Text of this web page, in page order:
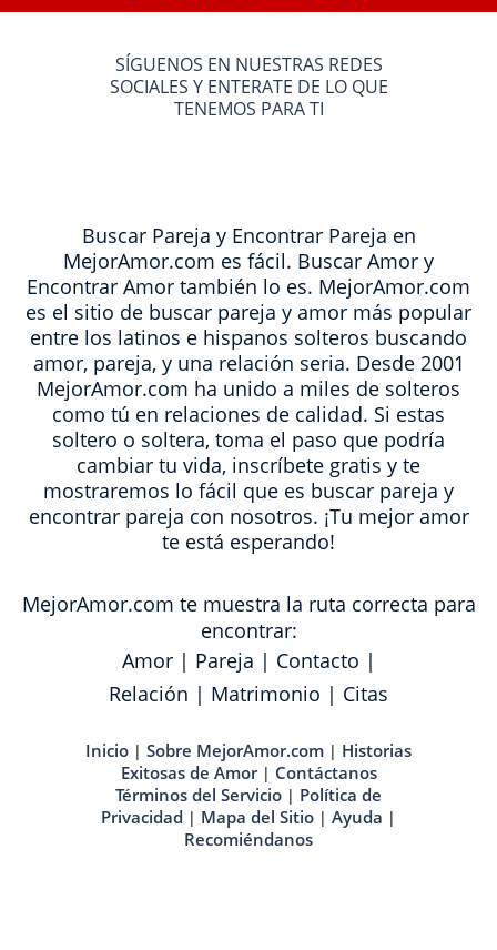
SÍGUENOS EN NUESTRAS REDES
SOCIALES Y ENTERATE DE LO QUE
TENEMOS PARA TI
Buscar Pareja y Encontrar Pareja en
MejorAmor.com es fácil. Buscar Amor y
Encontrar Amor también lo es. MejorAmor.com
es el sitio de buscar pareja y amor más popular
entre los latinos e hispanos solteros buscando
amor, pareja, y una relación seria. Desde 2001
MejorAmor.com ha unido a miles de solteros
como tú en relaciones de calidad. Si estas
soltero o soltera, toma el paso que podría
cambiar tu vida, inscríbete gratis y te
mostraremos lo fácil que es buscar pareja y
encontrar pareja con nosotros. ¡Tu mejor amor
te está esperando!
MejorAmor.com te muestra la ruta correcta para
encontrar:
Amor| Pareja | Contacto |
Relación | Matrimonio | Citas
Inicio | Sobre MejorAmor.com | Historias
Exitosas de Amor| Contáctanos
Términos del Servicio | Política de
Privacidad | Mapa del Sitio | Ayuda |
Recomiéndanos